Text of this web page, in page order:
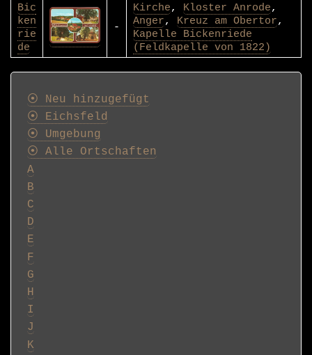
Bic
ken
rie
de
-
Kirche, Kloster Anrode,
Anger, Kreuz am Obertor,
Kapelle Bickenriede
(Feldkapelle von 1822)
Postkarten
⦿ Neu hinzugefügt
⦿ Eichsfeld
⦿ Umgebung
⦿ Alle Ortschaften
A
B
C
D
E
F
G
H
I
J
K